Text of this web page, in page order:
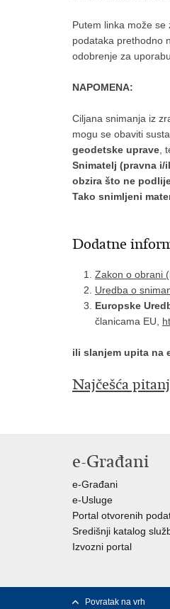
Putem linka može
podataka prethodno
odobrenje za
NAPOMENA:
Ciljana snimanja iz
mogu se obaviti
geodetske uprave ,
Snimatelj (pravna i/
obzira što ne
Tako snimljeni
Dodatne
Zakon o obrani
Uredba o
Europske
članicama EU,
ili slanjem upita na
Najčešća
e-Građani
e-Građani
e-Usluge
Portal otvorenih
Središnji katalog
Izvozni portal
Povratak na vrh